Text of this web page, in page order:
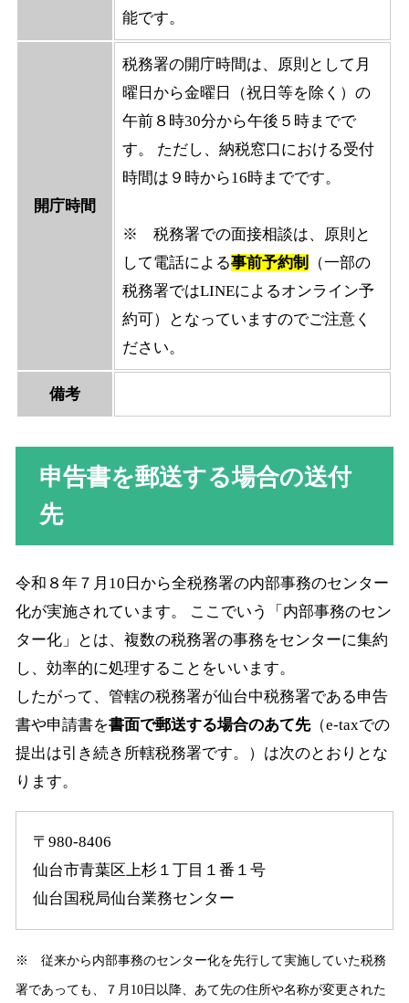
能です。
開庁時間
税務署の開庁時間は、原則として月
曜日から金曜日（祝日等を除く）の
午前８時30分から午後５時までで
す。 ただし、納税窓口における受付
時間は９時から16時までです。
※ 税務署での面接相談は、原則と
して電話による事前予約制
（一部の
税務署ではLINEによるオンライン予
約可）となっていますのでご注意く
ださい。
備考
申告書を郵送する場合の送付
先
令和８年７月10日から全税務署の内部事務のセンター
化が実施されています。 ここでいう「内部事務のセン
ター化」とは、複数の税務署の事務をセンターに集約
し、効率的に処理することをいいます。
したがって、管轄の税務署が仙台中税務署である申告
書や申請書を書面で郵送する場合のあて先（e-taxでの
提出は引き続き所轄税務署です。）は次のとおりとな
ります。
〒980-8406
仙台市青葉区上杉１丁目１番１号
仙台国税局仙台業務センター
※ 従来から内部事務のセンター化を先行して実施していた税務
署であっても、７月10日以降、あて先の住所や名称が変更された